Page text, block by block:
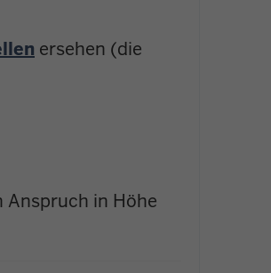
ersehen (die
Anspruch in Höhe